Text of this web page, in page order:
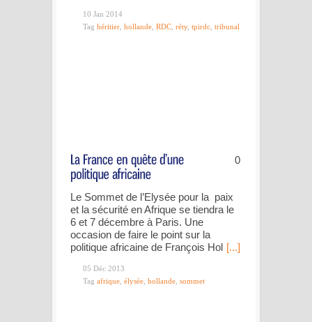
10 Jan 2014
Tag héritier hollande RDC réty, tpirdc tribunal
0
Le Sommet de l’Elysée pour la paix
et la sécurité en Afrique se tiendra le
6 et 7 décembre à Paris. Une
occasion de faire le point sur la
politique africaine de François Hol [...]
05 Déc 2013
Tag afrique élysée hollande sommet